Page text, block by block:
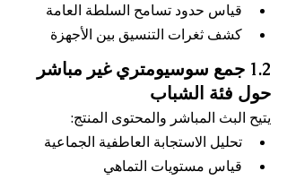
قياس حدود تسامح السلطة العامة
كشف ثغرات التنسيق بين الأجهزة
1.2 جمع سوسيومتري غير مباشر
حول فئة الشباب
يتيح البث المباشر والمحتوى المنتج:
تحليل الاستجابة العاطفية الجماعية
قياس مستويات التماهي